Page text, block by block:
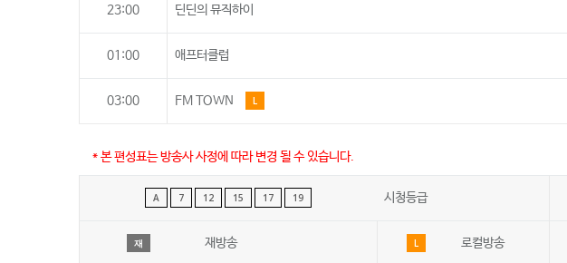
23:00 딘딘의 뮤직하이
01:00 애프터클럽
03:00 FM TOWN L
* 본 편성표는 방송사 사정에 따라 변경 될 수 있습니다.
A 7 12 15 17 19 시청등급
재 재방송 L 로컬방송